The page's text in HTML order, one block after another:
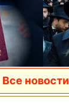
Все новости